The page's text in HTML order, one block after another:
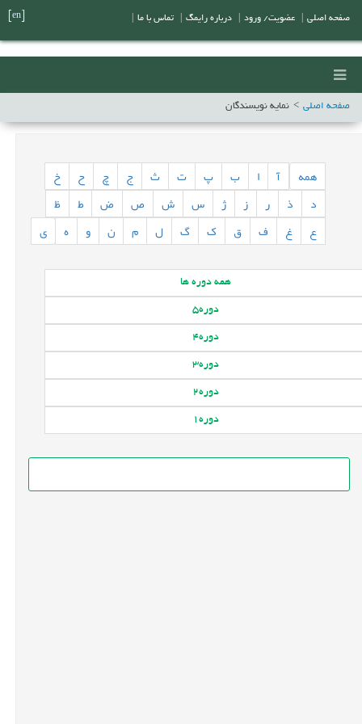
صفحه اصلی نمایه نویسندگان
همه ب پ ت ث ج چ ح
خ
د
ذ ر ز ژ س ش ص ض ط
ظ
ع
غ ف ق ک گ ل م ن و ه ی
همه دوره ها
دوره5
دوره4
دوره3
دوره2
دوره1
صفحه اصلی عضویت/ ورود درباره رایمگ تماس با ما